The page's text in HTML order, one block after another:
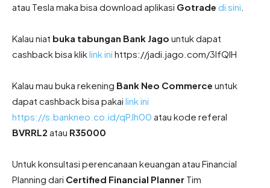
atau Tesla maka bisa download aplikasi Gotrade di sini
Kalau niat buka tabungan Bank Jago untuk dapat
cashback bisa kliklink ini https://jadi.jago.com/3IfQIH
Kalau mau buka rekening Bank Neo Commerce untuk
dapat cashback bisa pakai link ini
https://s.bankneo.co.id/qPJh00 atau kode referal
BVRRL2 atau R35000
Untuk konsultasi perencanaan keuangan atau Financial
Planning dari Certified Financial Planner Tim